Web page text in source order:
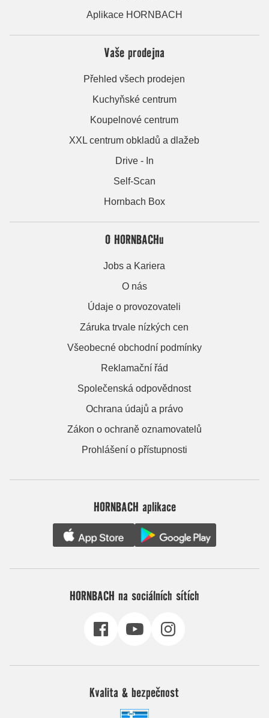
Aplikace HORNBACH
Vaše prodejna
Přehled všech prodejen
Kuchyňské centrum
Koupelnové centrum
XXL centrum obkladů a dlažeb
Drive - In
Self-Scan
Hornbach Box
O HORNBACHu
Jobs a Kariera
O nás
Údaje o provozovateli
Záruka trvale nízkých cen
Všeobecné obchodní podmínky
Reklamační řád
Společenská odpovědnost
Ochrana údajů a právo
Zákon o ochraně oznamovatelů
Prohlášení o přístupnosti
HORNBACH aplikace
HORNBACH na sociálních sítích
Kvalita & bezpečnost